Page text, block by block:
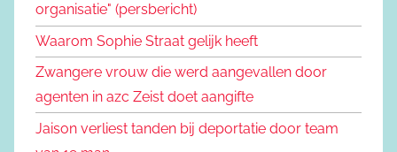
organisatie" (persbericht)
Waarom Sophie Straat gelijk heeft
Zwangere vrouw die werd aangevallen door
agenten in azc Zeist doet aangifte
Jaison verliest tanden bij deportatie door team